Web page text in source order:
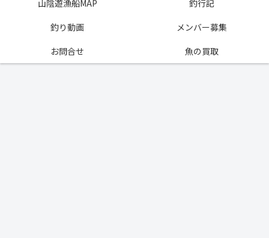
山陰遊漁船MAP
釣行記
釣り動画
メンバー募集
お問合せ
魚の買取